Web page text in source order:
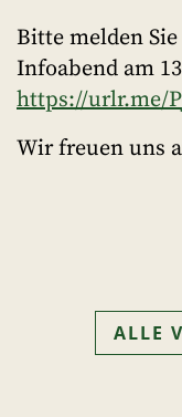
Bitte melden
Infoabend am
https://urlr.me/
Wir freuen uns
ALLE